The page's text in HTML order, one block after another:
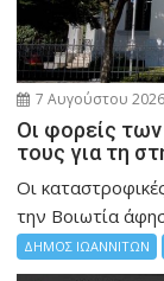
7 Αυγούστου 2026
Οι φορείς των
τους για τη
Οι
την Bοιωτία
ΔΗΜΟΣ ΙΩΑΝΝΙΤΩΝ